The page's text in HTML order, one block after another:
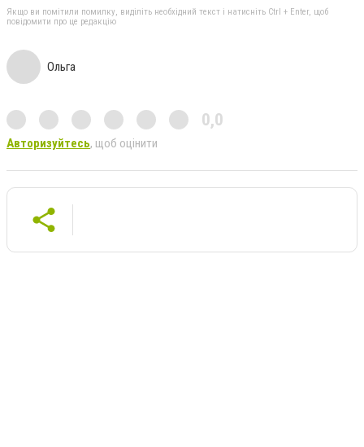
Якщо ви помітили помилку, виділіть необхідний текст і натисніть Ctrl + Enter, щоб
повідомити про це редакцію
Ольга
0,0
Авторизуйтесь, щоб оцінити